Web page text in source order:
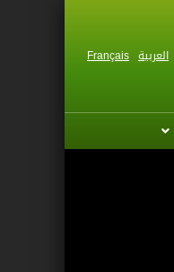
العربية Français